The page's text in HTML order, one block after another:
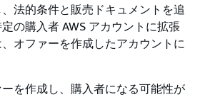
法的条件と販売ドキュメントを追
の購入者 AWS アカウントに拡張
オファーを作成したアカウントに
を作成し、購入者になる可能性が